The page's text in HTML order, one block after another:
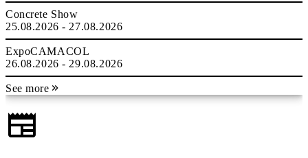
Concrete Show
25.08.2026 - 27.08.2026
ExpoCAMACOL
26.08.2026 - 29.08.2026
See more